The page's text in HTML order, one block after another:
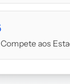
aos